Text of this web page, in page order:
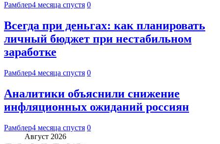
Рамблер4 месяца спустя 0
Всегда при деньгах: как планировать
личный бюджет при нестабильном
заработке
Рамблер4 месяца спустя 0
Аналитики объяснили снижение
инфляционных ожиданий россиян
Рамблер4 месяца спустя 0
Август 2026